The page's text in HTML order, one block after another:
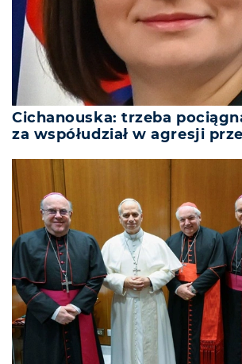
Cichanouska: trzeba
za współudział w agresji